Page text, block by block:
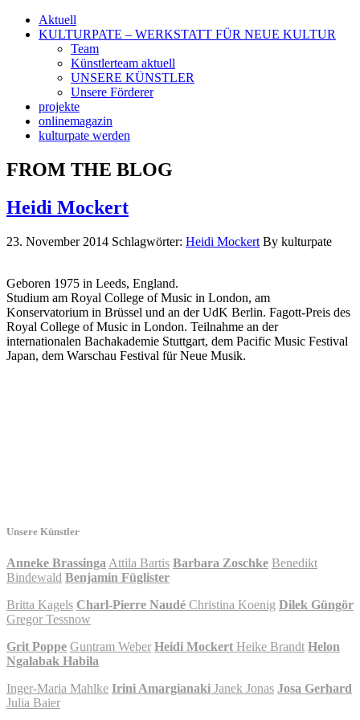
Aktuell
KULTURPATE – WERKSTATT FÜR NEUE KULTUR
Team
Künstlerteam aktuell
UNSERE KÜNSTLER
Unsere Förderer
projekte
onlinemagazin
kulturpate werden
FROM THE BLOG
Heidi Mockert
23. November 2014 Schlagwörter: Heidi Mockert By kulturpate
Geboren 1975 in Leeds, England.
Studium am Royal College of Music in London, am
Konservatorium in Brüssel und an der UdK Berlin. Fagott-Preis des
Royal College of Music in London. Teilnahme an der
internationalen Bachakademie Stuttgart, dem Pacific Music Festival
Japan, dem Warschau Festival für Neue Musik.
Unsere Künstler
Anneke Brassinga Attila Bartis Barbara Zoschke Benedikt
Bindewald Benjamin Füglister
Britta Kagels Charl-Pierre Naudé Christina Koenig Dilek Güngör
Gregor Tessnow
Grit Poppe Guntram Weber Heidi Mockert Heike Brandt Helon
Ngalabak Habila
Inger-Maria Mahlke Irini Amargianaki Janek Jonas Josa Gerhard
Julia Baier